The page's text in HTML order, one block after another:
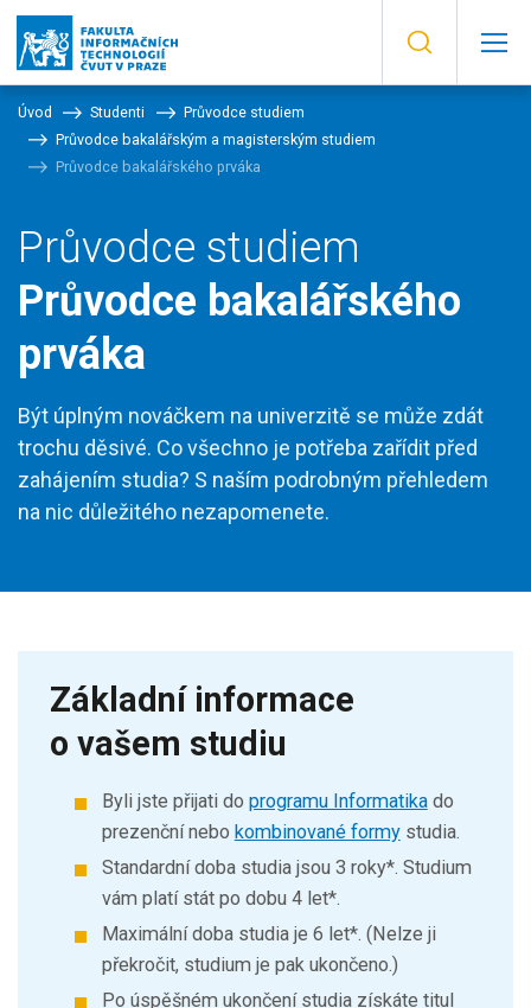
Úvod Studenti
Průvodce studiem
Průvodce bakalářským a magisterským studiem
Průvodce bakalářského prváka
Průvodce studiem
Průvodce bakalářského
prváka
Být úplným nováčkem na univerzitě se může zdát
trochu děsivé. Co všechno je potřeba zařídit před
zahájením studia? S naším podrobným přehledem
na nic důležitého nezapomenete.
Základní informace
o vašem studiu
Byli jste přijati do programu Informatikado
prezenční nebo kombinované formystudia.
Standardní doba studia jsou 3 roky*. Studium
vám platí stát po dobu 4 let*.
Maximální doba studia je 6 let*. (Nelze ji
překročit, studium je pak ukončeno.)
Po úspěšném ukončení studia získáte titul